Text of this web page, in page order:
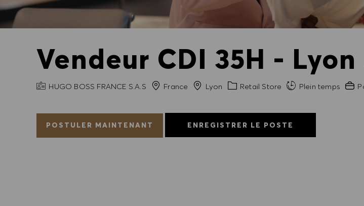
Vendeur CDI 35H -
NOM DE L'ENTREPRISE
HUGO BOSS FRANCE S.A.S France VilleLyon Catégorie
Retail Store Plein temps
POSTULER MAINTENANT ENREGISTRER LE POSTE